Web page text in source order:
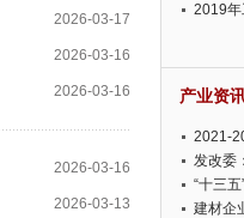
2026-03-17
2026-03-16
2026-03-16
2026-03-16
2026-03-13
2019年
产业资
2021-
投资前
发改委
“十三
建材企